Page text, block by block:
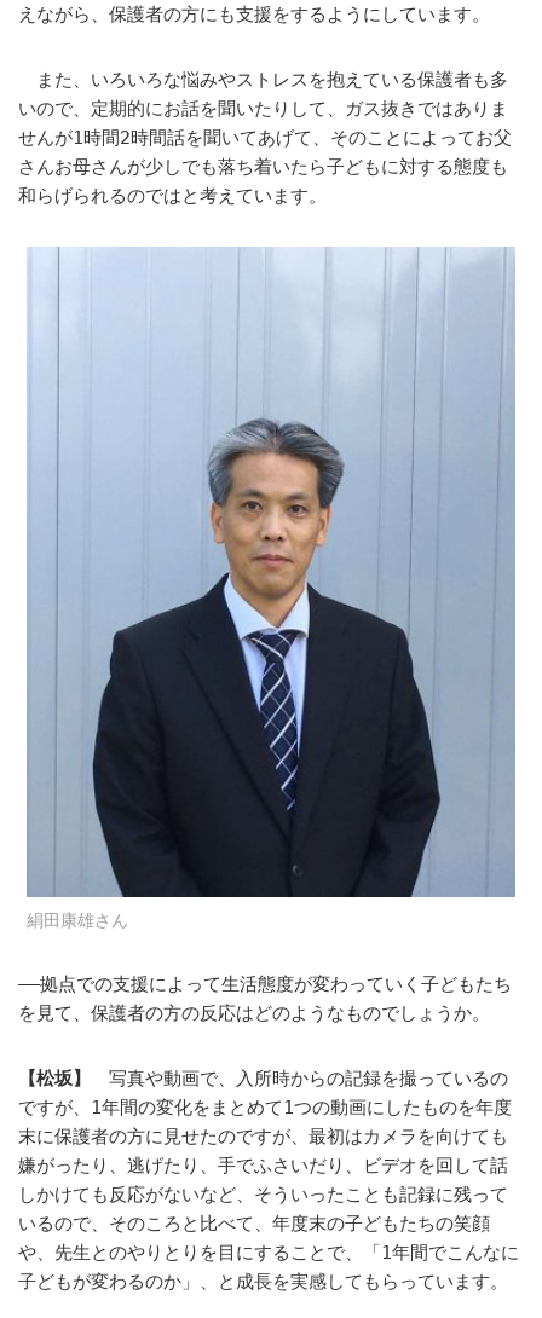
えながら、保護者の方にも支援をするようにしています。
また、いろいろな悩みやストレスを抱えている保護者も多
いので、定期的にお話を聞いたりして、ガス抜きではありま
せんが1時間2時間話を聞いてあげて、そのことによってお父
さんお母さんが少しでも落ち着いたら子どもに対する態度も
和らげられるのではと考えています。
絹田康雄さん
――拠点での支援によって生活態度が変わっていく子どもたち
を見て、保護者の方の反応はどのようなものでしょうか。
【松坂】
写真や動画で、入所時からの記録を撮っているの
ですが、1年間の変化をまとめて1つの動画にしたものを年度
末に保護者の方に見せたのですが、最初はカメラを向けても
嫌がったり、逃げたり、手でふさいだり、ビデオを回して話
しかけても反応がないなど、そういったことも記録に残って
いるので、そのころと比べて、年度末の子どもたちの笑顔
や、先生とのやりとりを目にすることで、「1年間でこんなに
子どもが変わるのか」、と成長を実感してもらっています。